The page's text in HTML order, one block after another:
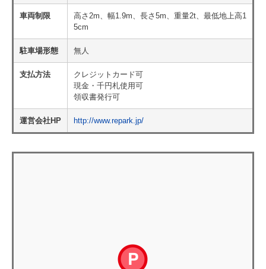
車両制限
高さ2m、幅1.9m、長さ5m、重量2t、最低地上高1
5cm
駐車場形態 無人
支払方法
クレジットカード可
現金・千円札使用可
領収書発行可
運営会社HP http://www.repark.jp/